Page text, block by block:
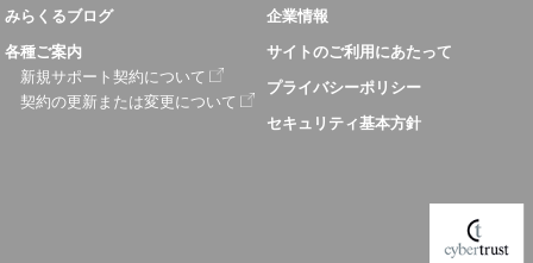
みらくるブログ
各種ご案内
新規サポート契約について
契約の更新または変更について
企業情報
サイトのご利用にあたって
プライバシーポリシー
セキュリティ基本方針